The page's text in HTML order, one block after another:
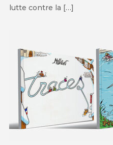
lutte contre la […]